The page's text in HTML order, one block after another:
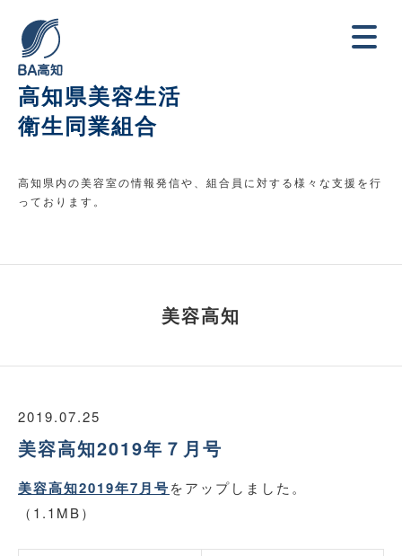
高知県美容生活
衛生同業組合
高知県内の美容室の情報発信や、組合員に対する様々な支援を行
っております。
美容高知
2019.07.25
美容高知2019年７月号
美容高知2019年7月号をアップしました。
（1.1MB）